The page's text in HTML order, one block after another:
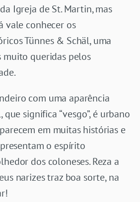
Igreja de St. Martin, mas
vale conhecer os
Tünnes & Schäl, uma
muito queridas pelos
com uma aparência
que significa “vesgo”, é urbano
em muitas histórias e
o espírito
dos coloneses. Reza a
narizes traz boa sorte, na